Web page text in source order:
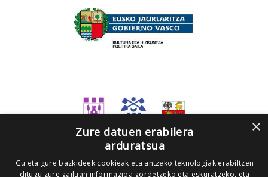
×
Zure datuen erabilera
arduratsua
Gu eta gure bazkideek cookieak eta antzeko teknologiak erabiltzen
ditugu zure gailuan informazioa gordetzeko eta eskuratzeko, eta